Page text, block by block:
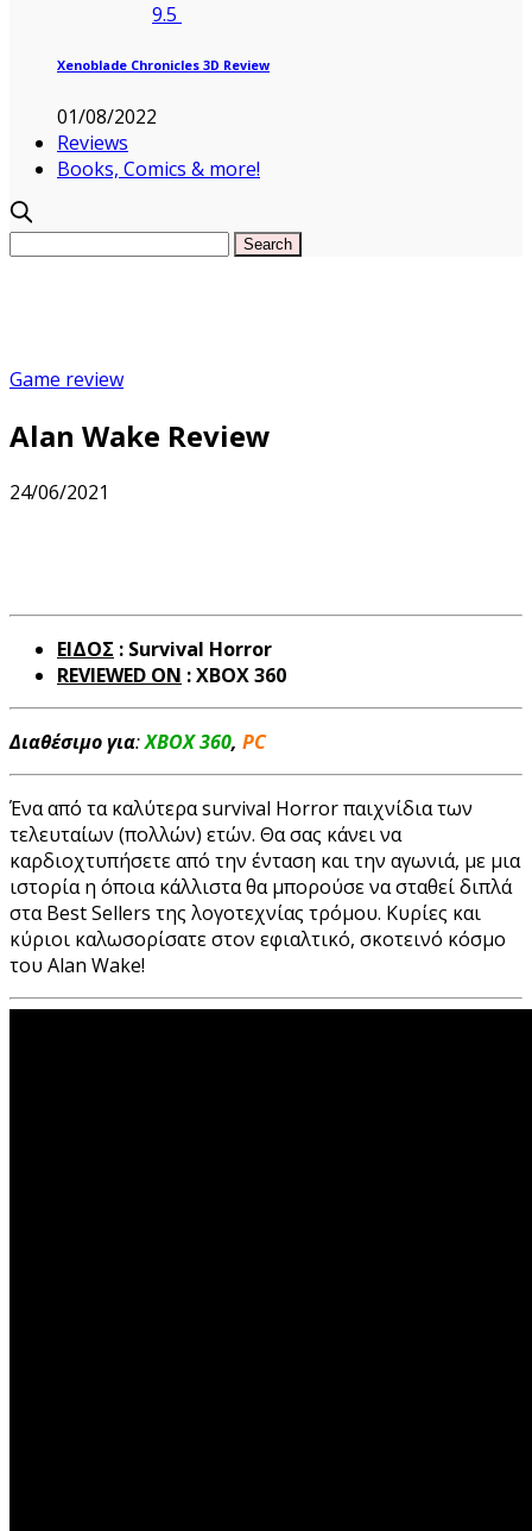
9.5
Xenoblade Chronicles 3D Review
01/08/2022
Reviews
Books, Comics & more!
Game review
Alan Wake Review
24/06/2021
ΕΙΔΟΣ : Survival Horror
REVIEWED ON :XBOX 360
Διαθέσιμο για:XBOX 360, PC
Ένα από τα καλύτερα survival Horror παιχνίδια των
τελευταίων (πολλών) ετών. Θα σας κάνει να
καρδιοχτυπήσετε από την ένταση και την αγωνιά, με μια
ιστορία η όποια κάλλιστα θα μπορούσε να σταθεί διπλά
στα Best Sellers της λογοτεχνίας τρόμου. Κυρίες και
κύριοι καλωσορίσατε στον εφιαλτικό, σκοτεινό κόσμο
του Alan Wake!